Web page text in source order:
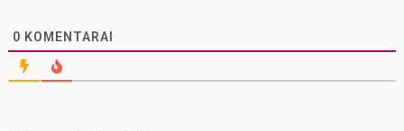
0 KOMENTARAI